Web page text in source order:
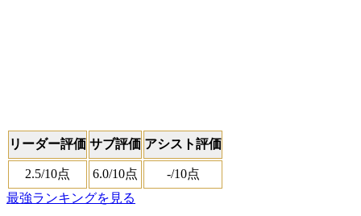
リーダー評価 サブ評価 アシスト評価
2.5/10点 6.0/10点 -/10点
最強ランキングを見る